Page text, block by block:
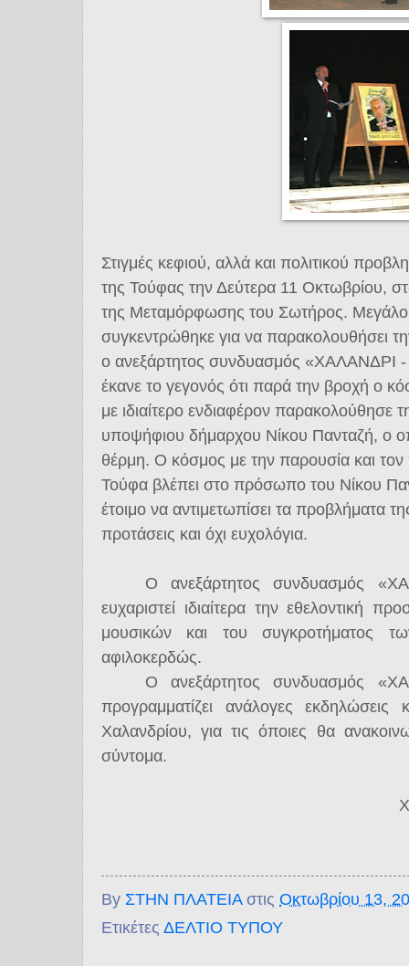
Στιγμές κεφιού, αλλά και πολιτικού
της Τούφας την Δεύτερα 11 Οκτωβρίου,
της Μεταμόρφωσης του Σωτήρος.
συγκεντρώθηκε για να παρακολουθήσει
ο ανεξάρτητος συνδυασμός
έκανε το γεγονός ότι παρά την βροχή ο
με ιδιαίτερο ενδιαφέρον παρακολούθησε
υποψήφιου δήμαρχου Νίκου Πανταζή, ο
θέρμη. Ο κόσμος με την παρουσία και τον
Τούφα βλέπει στο πρόσωπο του Νίκου
έτοιμο να αντιμετωπίσει τα προβλήματα
προτάσεις και όχι ευχολόγια.
Ο ανεξάρτητος συνδυασμός
ευχαριστεί ιδιαίτερα την εθελοντική
μουσικών και του συγκροτήματος
αφιλοκερδώς.
Ο ανεξάρτητος συνδυασμός
προγραμματίζει ανάλογες
Χαλανδρίου, για τις όποιες θα
σύντομα.
By ΣΤΗΝ ΠΛΑΤΕΙΑ στις Οκτωβρίου 13,
Ετικέτες ΔΕΛΤΙΟ ΤΥΠΟΥ